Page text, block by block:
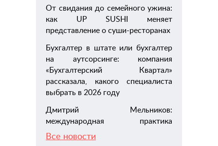
От свидания до семейного ужина:
как UP SUSHI меняет
представление о суши-ресторанах
Бухгалтер в штате или бухгалтер
на аутсорсинге: компания
«Бухгалтерский Квартал»
рассказала, какого специалиста
выбрать в 2026 году
Дмитрий Мельников:
международная практика
Все новости